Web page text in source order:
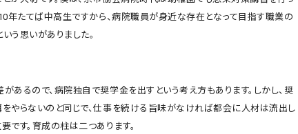
年たてば中高生ですから、病院職員が身近な存在となって目指す職業の
う思いがありました。
あるので、病院独自で奨学金を出すという考え方もあります。しかし、奨
やらないのと同じで、仕事を続ける旨味がなければ都会に人材は流出し
です。育成の柱は二つあります。